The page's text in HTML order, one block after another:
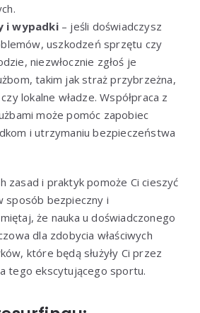
i wypadki– jeśli doświadczysz
uszkodzeń sprzętu czy
niezwłocznie zgłoś je
takim jak straż przybrzeżna,
lokalne władze. Współpraca z
może pomóc zapobiec
i utrzymaniu bezpieczeństwa
zasad i praktyk pomoże Ci cieszyć
sposób bezpieczny i
że nauka u doświadczonego
dla zdobycia właściwych
które będą służyły Ci przez
tego ekscytującego sportu.